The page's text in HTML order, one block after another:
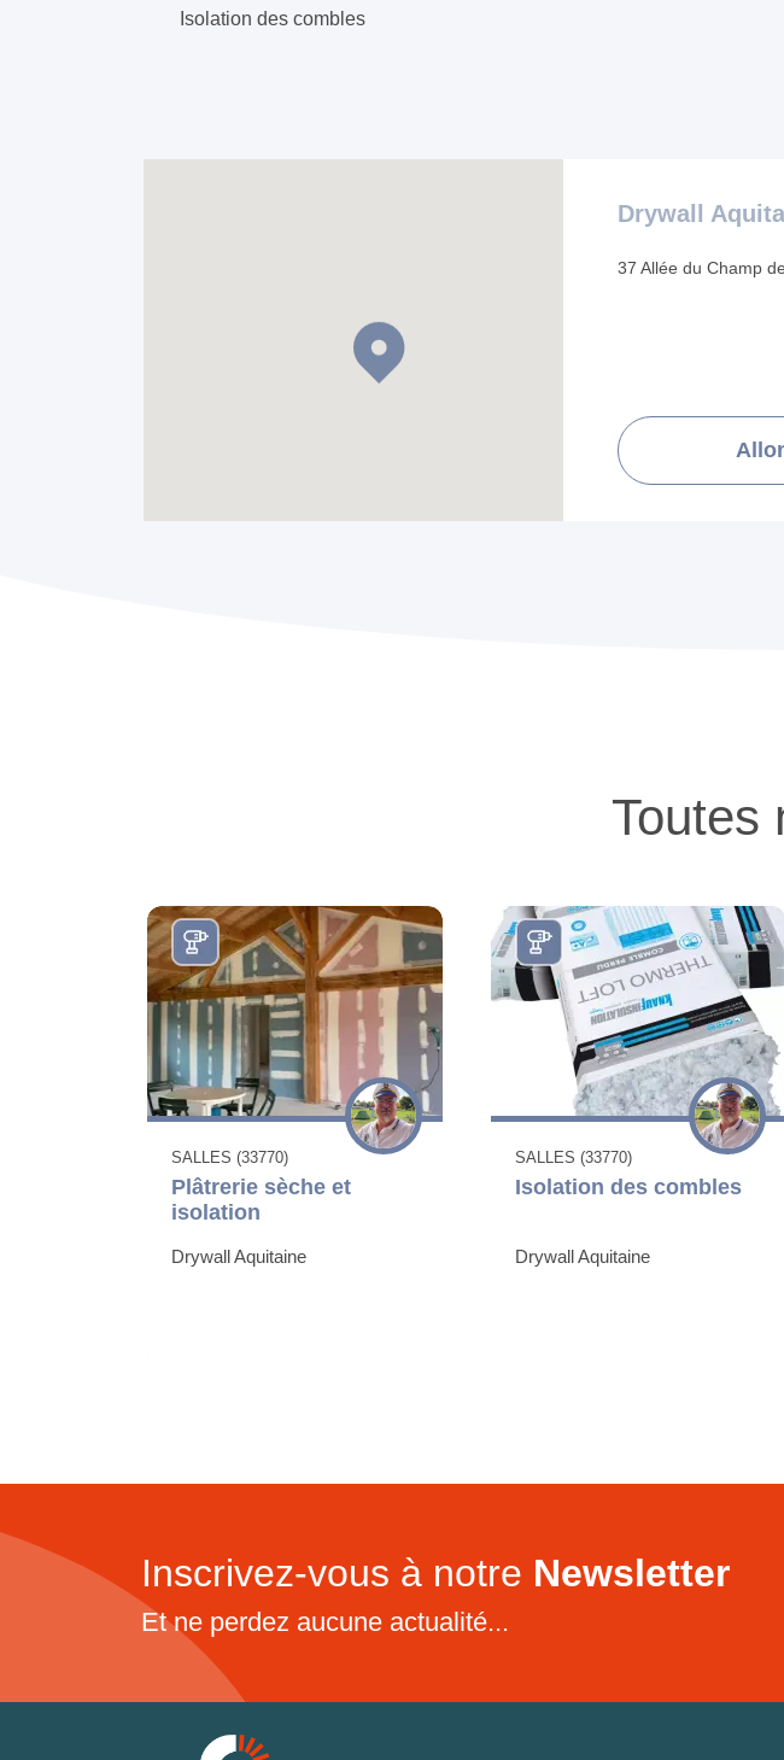
Isolation des combles
Drywall
37 Allée du Champ
Toutes
SALLES (33770)
Plâtrerie sèche et
isolation
Drywall Aquitaine
SALLES (33770)
Isolation des combles
Drywall Aquitaine
Inscrivez-vous à notre Newsletter
Et ne perdez aucune actualité...